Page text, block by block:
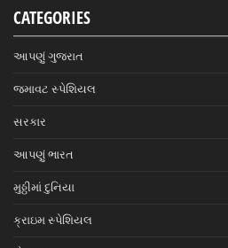
CATEGORIES
આપણું ગુજરાત
જમાવટ સ્પેશિયલ
સરકાર
આપણું ભારત
મુઠ્ઠીમાં દુનિયા
ક્રાઇમ સ્પેશિયલ